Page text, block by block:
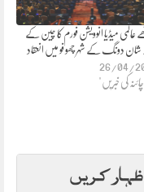
عالمی میڈیا انوویشن فورم کا چین کے
شان دونگ کے شہر چھو فو میں انعقاد
26/04/
کریں